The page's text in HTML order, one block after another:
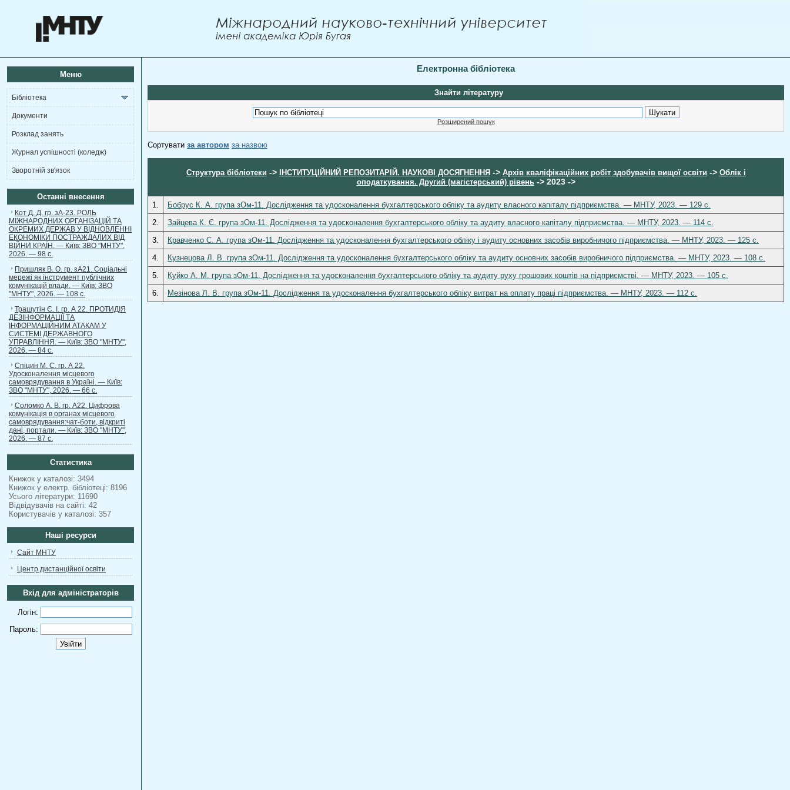
Меню
Бібліотека
Документи
Розклад занять
Журнал успішності (коледж)
Зворотній зв'язок
Останні внесення
Кот Д. Д. гр. зА-23. РОЛЬ
МІЖНАРОДНИХ ОРГАНІЗАЦІЙ ТА
ОКРЕМИХ ДЕРЖАВ У ВІДНОВЛЕННІ
ЕКОНОМІКИ ПОСТРАЖДАЛИХ ВІД
ВІЙНИ КРАЇН. — Київ: ЗВО "МНТУ",
2026. — 98 с.
Пришляк В. О. гр. зА21. Соціальні
мережі як інструмент публічних
комунікацій влади. — Київ: ЗВО
"МНТУ", 2026. — 108 с.
Трашутін Є. І. гр. А 22. ПРОТИДІЯ
ДЕЗІНФОРМАЦІЇ ТА
ІНФОРМАЦІЙНИМ АТАКАМ У
СИСТЕМІ ДЕРЖАВНОГО
УПРАВЛІННЯ. — Київ: ЗВО "МНТУ",
2026. — 84 с.
Спіцин М. С. гр. А 22.
Удосконалення місцевого
самоврядування в Україні. — Київ:
ЗВО "МНТУ", 2026. — 66 с.
Соломко А. В. гр. А22. Цифрова
комунікація в органах місцевого
самоврядування:чат-боти, відкриті
дані, портали. — Київ: ЗВО "МНТУ",
2026. — 87 с.
Статистика
Книжок у каталозі: 3494
Книжок у електр. бібліотеці: 8196
Усього літератури: 11690
Відвідувачів на сайті: 42
Користувачів у каталозі: 357
Наші ресурси
Сайт МНТУ
Центр дистанційної освіти
Вхід для адміністраторів
Логін:
Пароль:
Електронна бібліотека
Знайти літературу
Розширений пошук
Сортувати за автором за назвою
Структура бібліотеки -> ІНСТИТУЦІЙНИЙ РЕПОЗИТАРІЙ. НАУКОВІ ДОСЯГНЕННЯ-> Архів кваліфікаційних робіт здобувачів вищої освіти -> Облік і
оподаткування. Другий (магістерський) рівень-> 2023 ->
1.
Бобрус К. А. група зОм-11. Дослідження та удосконалення бухгалтерського обліку та аудиту власного капіталу підприємства. — МНТУ, 2023. — 129 с.
2.
Зайцева К. Є. група зОм-11. Дослідження та удосконалення бухгалтерського обліку та аудиту власного капіталу підприємства. — МНТУ, 2023. — 114 с.
3.
Кравченко С. А. група зОм-11. Дослідження та удосконалення бухгалтерського обліку і аудиту основних засобів виробничого підприємства. — МНТУ, 2023. — 125 с.
4.
Кузнецова Л. В. група зОм-11. Дослідження та удосконалення бухгалтерського обліку та аудиту основних засобів виробничого підприємства. — МНТУ, 2023. — 108 с.
5.
Куйко А. М. група зОм-11. Дослідження та удосконалення бухгалтерського обліку та аудиту руху грошових коштів на підприємстві. — МНТУ, 2023. — 105 с.
6.
Мезінова Л. В. група зОм-11. Дослідження та удосконалення бухгалтерського обліку витрат на оплату праці підприємства. — МНТУ, 2023. — 112 с.